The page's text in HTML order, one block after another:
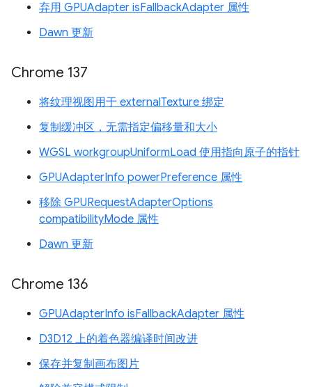
弃用 GPUAdapter isFallbackAdapter 属性
Dawn 更新
Chrome 137
将纹理视图用于 externalTexture 绑定
复制缓冲区，无需指定偏移量和大小
WGSL workgroupUniformLoad 使用指向原子的指针
GPUAdapterInfo powerPreference 属性
移除 GPURequestAdapterOptions
compatibilityMode 属性
Dawn 更新
Chrome 136
GPUAdapterInfo isFallbackAdapter 属性
D3D12 上的着色器编译时间改进
保存并复制画布图片